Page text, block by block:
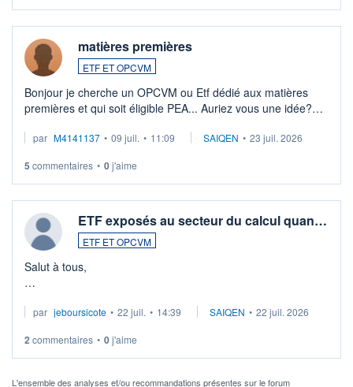
matières premières
ETF ET OPCVM
Bonjour je cherche un OPCVM ou Etf dédié aux matières
premières et qui soit éligible PEA... Auriez vous une idée?
par M4141137 • 09 juil. • 11:09 SAIQEN • 23 juil. 2026
5 commentaires • 0j'aime
ETF exposés au secteur du calcul quan…
ETF ET OPCVM
Salut à tous,
via un ETF plutôt que des actions individuelles.
Idéalement, je voudrais qu'il soit éligible au PEA.
Pour l' ...
par jeboursicote • 22 juil. • 14:39 SAIQEN • 22 juil. 2026
2 commentaires • 0j'aime
L'ensemble des analyses et/ou recommandations présentes sur le forum